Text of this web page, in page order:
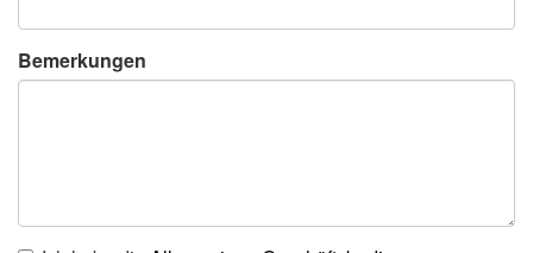
Bemerkungen